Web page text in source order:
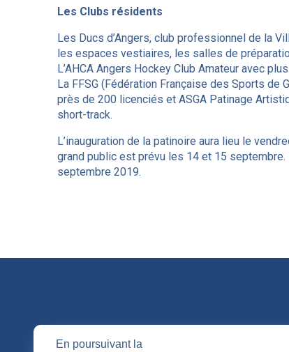
En poursuivant la
Les Clubs résidents
Les Ducs d’Angers, club professionnel de la
les espaces vestiaires, les salles de
L’AHCA Angers Hockey Club Amateur avec
La FFSG (Fédération Française des Sports de
près de 200 licenciés et ASGA Patinage
short-track.
L’inauguration de la patinoire aura lieu le
grand public est prévu les 14 et 15
septembre 2019.
QUI